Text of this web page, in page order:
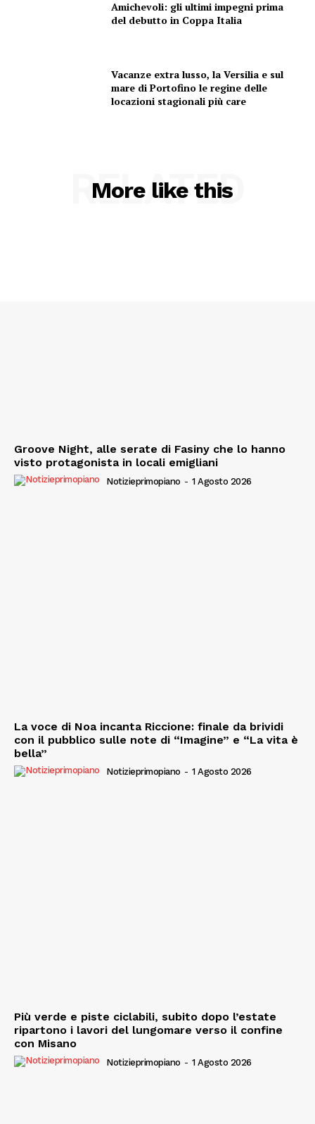
Amichevoli: gli ultimi impegni prima
del debutto in Coppa Italia
Vacanze extra lusso, la Versilia e sul
mare di Portofino le regine delle
locazioni stagionali più care
More like this
RELATED
Groove Night, alle serate di Fasiny che lo hanno
visto protagonista in locali emigliani
Notizieprimopiano - 1 Agosto 2026
La voce di Noa incanta Riccione: finale da brividi
con il pubblico sulle note di “Imagine” e “La vita è
bella”
Notizieprimopiano - 1 Agosto 2026
Più verde e piste ciclabili, subito dopo l’estate
ripartono i lavori del lungomare verso il confine
con Misano
Notizieprimopiano - 1 Agosto 2026